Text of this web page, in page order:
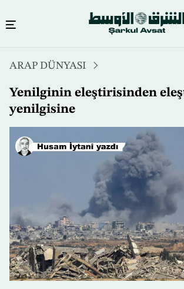
atla
ARAP DÜNYASI
Yenilginin eleştirisinden
yenilgisine